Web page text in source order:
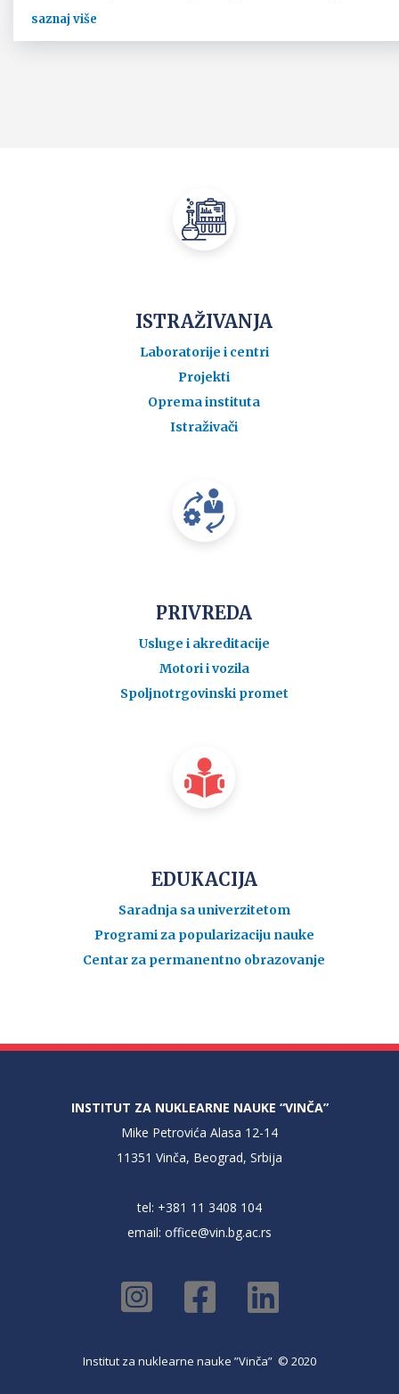
saznaj više
ISTRAŽIVANJA
Laboratorije i centri
Projekti
Oprema instituta
Istraživači
PRIVREDA
Usluge i akreditacije
Motori i vozila
Spoljnotrgovinski promet
EDUKACIJA
Saradnja sa univerzitetom
Programi za popularizaciju nauke
Centar za permanentno obrazovanje
INSTITUT ZA NUKLEARNE NAUKE “VINČA”
Mike Petrovića Alasa 12-14
11351 Vinča, Beograd, Srbija
tel: +381 11 3408 104
email: office@vin.bg.ac.rs
Institut za nuklearne nauke ”Vinča” © 2020